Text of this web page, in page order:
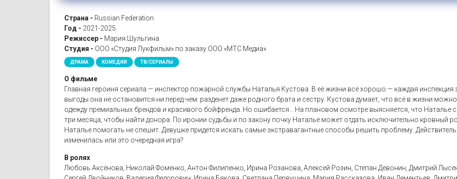
Страна - Russian Federation
Год - 2021-2025
Режиссер - Мария Шульгина
Студия - ООО «Студия Лукфильм» по заказу ООО «МТС Медиа»
ДРАМА КОМЕДИИ ТВ/СЕРИАЛЫ
О фильме
Главная героиня сериала — инспектор пожарной службы Наталья Кустова. В её жизни всё хорошо — каждая инспекция
выгоды она не остановится ни перед чем: разденет даже родного брата и сестру. Кустова думает, что всё в жизни можно
одежду премиальных брендов и красивого бойфренда. Но ошибается… На плановом осмотре выясняется, что Наталье
три месяца, чтобы найти донора. По иронии судьбы и по закону почку Наталье может отдать исключительно кровный
Наталье помогать не спешит. Девушке придется искать самые экстравагантные способы решить проблему.
изменилась или это очередная игра?
В ролях
Любовь Аксёнова, Николай Фоменко, Антон Филипенко, Ирина Розанова, Алексей Розин, Степан Девонин, Дмитрий